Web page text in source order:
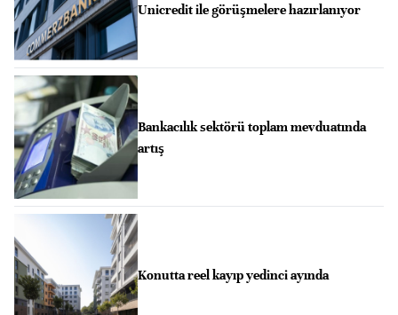
Unicredit ile görüşmelere hazırlanıyor
Bankacılık sektörü toplam mevduatında
artış
Konutta reel kayıp yedinci ayında